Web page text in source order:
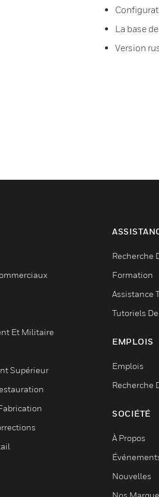
La base
Version
Et Militaire
Supérieur
Recherche
Formation
Assistance
Tutoriels
EMPLOIS
Emplois
Recherche
SOCIÉTÉ
À Propos
Nouvelles
Nos